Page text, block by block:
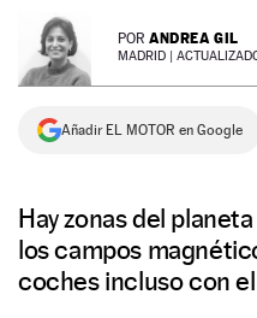
NEWSLETTER POR ANDREA GIL
MADRID |
Añadir EL MOTOR en Google
Hay zonas del
los campos
coches incluso con